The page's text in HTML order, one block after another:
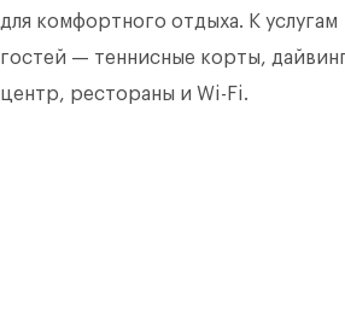
для комфортного отдыха. К услугам
гостей — теннисные корты,
центр, рестораны и Wi-Fi.